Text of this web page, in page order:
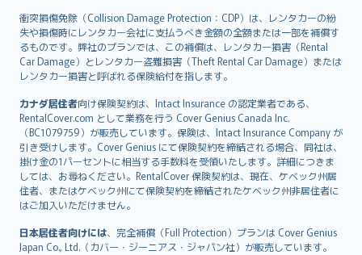
衝突損傷免除（Collision Damage Protection：CDP）は、レンタカーの紛
失や損傷時にレンタカー会社に支払うべき金額の全額または一部を補償す
るものです。弊社のプランでは、この補償は、レンタカー損害（Rental
Car Damage）とレンタカー盗難損害（Theft Rental Car Damage）または
レンタカー損害と呼ばれる保険給付を指します。
カナダ居住者向け保険契約は、Intact Insurance の認定業者である、
RentalCover.com として業務を行う Cover Genius Canada Inc.
（BC1079759）が販売しています。保険は、Intact Insurance Company が
引き受けします。Cover Genius にて保険契約を締結される場合、同社は、
掛け金の1パーセントに相当する手数料を受領いたします。詳細につきま
しては、お尋ねください。RentalCover 保険契約は、現在、ケベック州居
住者、またはケベック州にて保険契約を締結されたケベック州非居住者に
はご加入いただけません。
日本居住者向けには、完全補償（Full Protection）プランは Cover Genius
Japan Co., Ltd.（カバー・ジーニアス・ジャパン社）が販売しています。